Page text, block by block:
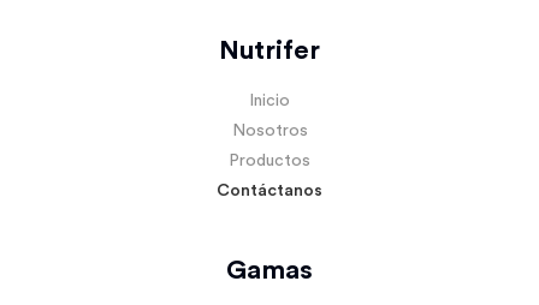
Nutrifer
Inicio
Nosotros
Productos
Contáctanos
Gamas